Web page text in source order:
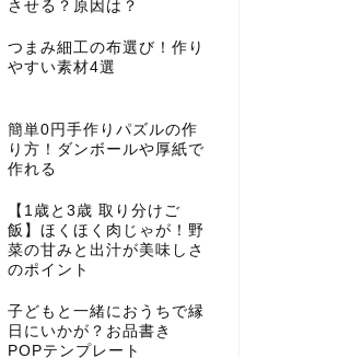
させる？原因は？
つまみ細工の布選び！作り
やすい素材4選
簡単0円手作りパズルの作
り方！ダンボールや厚紙で
作れる
【1歳と3歳 取り分けご
飯】ほくほく肉じゃが！野
菜の甘みと出汁が美味しさ
のポイント
子どもと一緒におうちで縁
日にいかが？お品書き
POPテンプレート